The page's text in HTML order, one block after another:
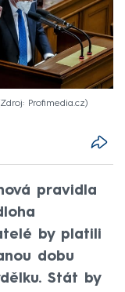
Zdroj: Profimedia.cz
pravidla
by platili
dobu
Stát by